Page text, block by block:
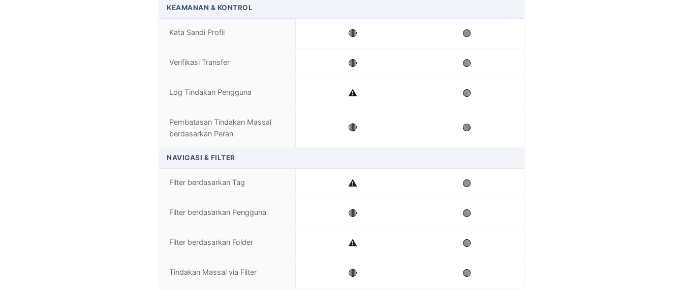
KEAMANAN & KONTROL
Kata Sandi Profil 🔴 🟢
Verifikasi Transfer 🔴 🟢
Log Tindakan Pengguna ⚠️ 🟢
Pembatasan Tindakan Massal
berdasarkan Peran
🔴 🟢
NAVIGASI & FILTER
Filter berdasarkan Tag ⚠️ 🟢
Filter berdasarkan Pengguna 🔴 🟢
Filter berdasarkan Folder ⚠️ 🟢
Tindakan Massal via Filter 🔴 🟢